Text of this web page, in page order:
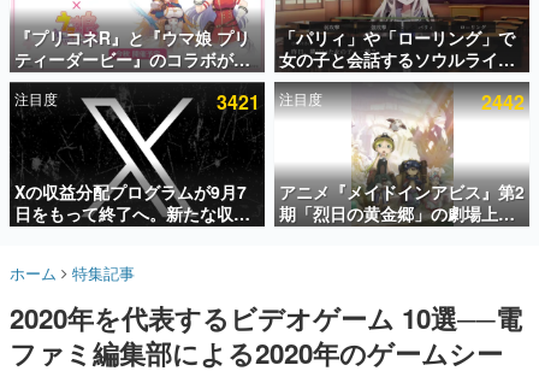
アプリセール情報
インタビュー
連載・特集一覧
殿堂入り記事
SNS拡散数が数千以上！ ページビュー数万以上！ などな
ど。多くの人々に読まれた、電ファミ渾身の“殿堂入り”記
事をまとめました。
名作ゲームクリエイターの方々に製作時のエピソードをお
きます。
赫本
『プリコネR』と『ウマ娘 プリ
ティーダービー』のコラボが決
定！“最大170連無料”の8.5周年
キャンペーンなども発表
「パリィ」や「ローリング」で
女の子と会話するソウルライク
恋愛ゲーム『小早川さんはソウ
ルライク』無料公開。返事に失
敗すると「YOU DIED」
注目度 3421
Xの収益分配プログラムが9月7
日をもって終了へ。新たな収益
化制度「Original Content
注目度 2442
アニメ『メイドインアビス』第2
期「烈日の黄金郷」の劇場上映
が決定！レグ役・伊瀬茉莉也さ
ホーム 特集記事
2020年を代表するビデオゲーム 10選──電
ファミ編集部による2020年のゲームシー